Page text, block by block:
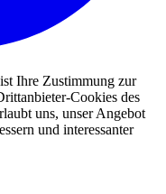
Ihre Zustimmung zur
Cookies des
uns, unser Angebot
und interessanter